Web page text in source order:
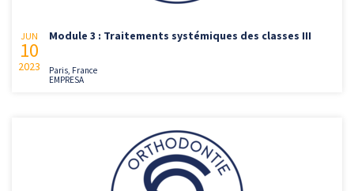
JUN
10
2023
Module 3 : Traitements systémiques des classes III
Paris, France
EMPRESA